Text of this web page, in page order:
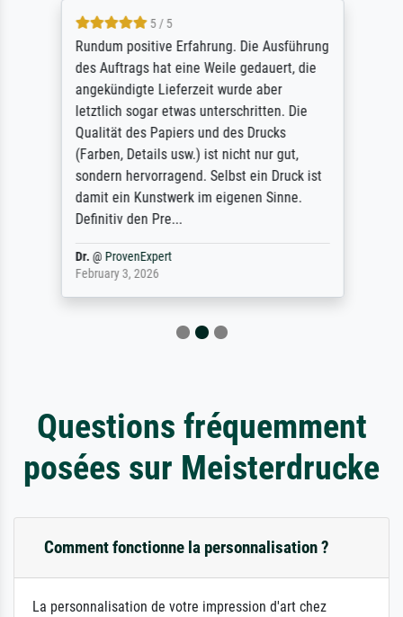
5 / 5
Rundum positive Erfahrung. Die Ausführung
des Auftrags hat eine Weile gedauert, die
angekündigte Lieferzeit wurde aber
letztlich sogar etwas unterschritten. Die
Qualität des Papiers und des Drucks
(Farben, Details usw.) ist nicht nur gut,
sondern hervorragend. Selbst ein Druck ist
damit ein Kunstwerk im eigenen Sinne.
Definitiv den Pre...
Dr.@ ProvenExpert
February 3, 2026
Questions fréquemment
posées sur Meisterdrucke
Comment fonctionne la personnalisation ?
La personnalisation de votre impression d'art chez